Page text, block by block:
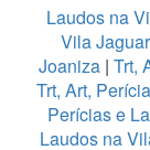
Laudos na
Vila
Joaniza| Trt,
Trt, Art,
Perícias e
Laudos na